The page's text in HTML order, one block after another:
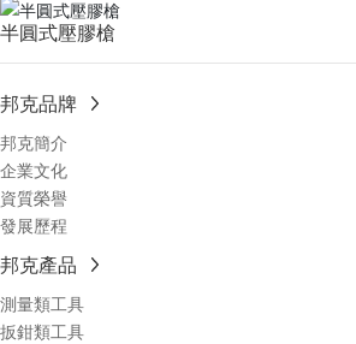
半圓式壓膠槍
邦克品牌
邦克簡介
企業文化
資質榮譽
發展歷程
邦克產品
測量類工具
扳鉗類工具